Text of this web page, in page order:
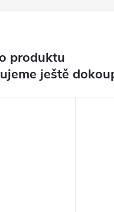
produktu
ještě